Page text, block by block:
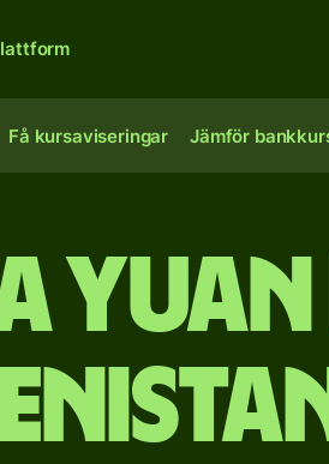
Få kursaviseringar Jämför